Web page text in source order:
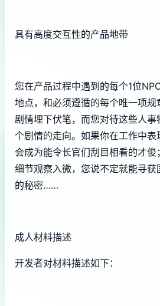
具有高度交互性的产品地带
您在产品过程中遇到的每个1位
地点，和必须遵循的每个唯一项规
剧情埋下伏笔，而您对待这些人
个剧情的走向。如果你在工作中
会成为能令长官们刮目相看的才
细节观察入微，您说不定就能寻
的秘密……
成人材料描述
开发者对材料描述如下：